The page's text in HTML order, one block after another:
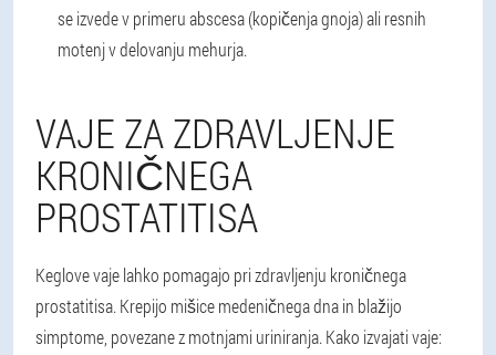
se izvede v primeru abscesa (kopičenja gnoja) ali resnih
motenj v delovanju mehurja.
VAJE ZA ZDRAVLJENJE
KRONIČNEGA
PROSTATITISA
Keglove vaje lahko pomagajo pri zdravljenju kroničnega
prostatitisa. Krepijo mišice medeničnega dna in blažijo
simptome, povezane z motnjami uriniranja. Kako izvajati vaje: